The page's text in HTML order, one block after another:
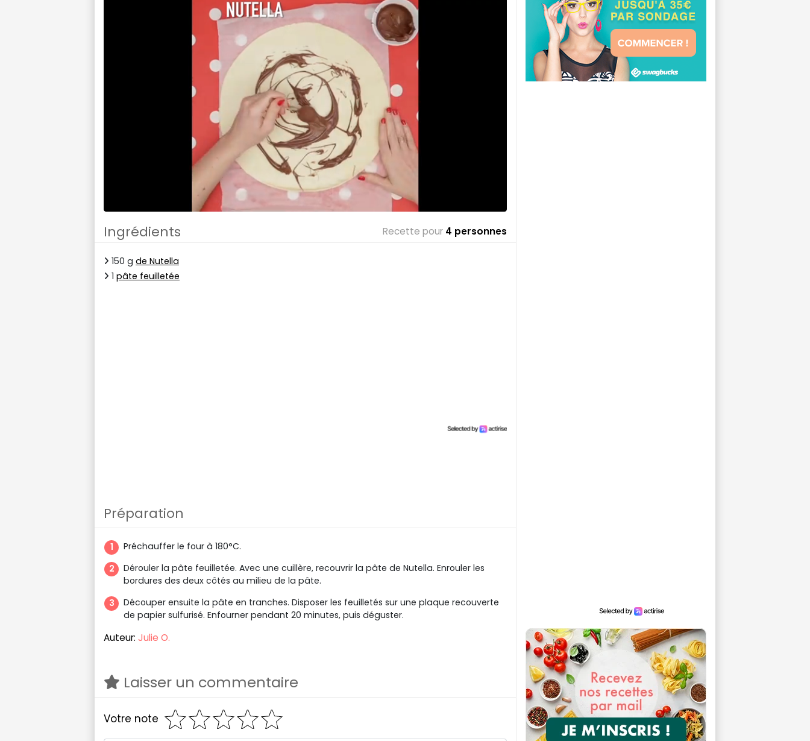
Ingrédients Recette pour 4 personnes
150 g de Nutella
1 pâte feuilletée
Préparation
Préchauffer le four à 180°C.
Dérouler la pâte feuilletée. Avec une cuillère, recouvrir la pâte de Nutella. Enrouler les
bordures des deux côtés au milieu de la pâte.
Découper ensuite la pâte en tranches. Disposer les feuilletés sur une plaque recouverte
de papier sulfurisé. Enfourner pendant 20 minutes, puis déguster.
Auteur: Julie O.
Laisser un commentaire
Votre note